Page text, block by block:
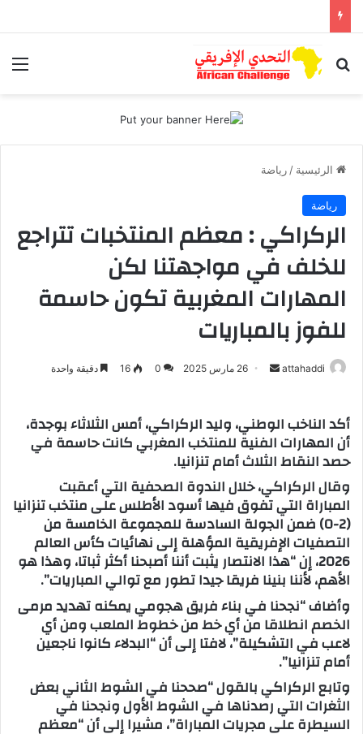
بحث عن
الرئيسية / رياضة
رياضة
الركراكي : معظم المنتخبات تتراجع
للخلف في مواجهتنا لكن
المهارات المغربية تكون حاسمة
للفوز بالمباريات
attahaddi
ل
ب
ر
د
ا
إ
ك
ر
و
ا
26 مارس 2025 0
16 دقيقة واحدة
أكد الناخب الوطني، وليد الركراكي، أمس الثلاثاء بوجدة،
أن المهارات الفنية للمنتخب المغربي كانت حاسمة في
حصد النقاط الثلاث أمام تنزانيا.
وقال الركراكي، خلال الندوة الصحفية التي أعقبت
المباراة التي تفوق فيها أسود الأطلس على منتخب تنزانيا
(2-0) ضمن الجولة السادسة للمجموعة الخامسة من
التصفيات الإفريقية المؤهلة إلى نهائيات كأس العالم
2026، إن “هذا الانتصار يثبت أننا أصبحنا أكثر ثباتا، وهذا هو
الأهم، لأننا بنينا فريقا جيدا تطور مع توالي المباريات”.
وأضاف “نجحنا في بناء فريق هجومي يمكنه تهديد مرمى
الخصم انطلاقا من أي خط من خطوط الملعب ومن أي
لاعب في التشكيلة”، لافتا إلى أن “البدلاء كانوا ناجعين
أمام تنزانيا”.
وتابع الركراكي بالقول “صححنا في الشوط الثاني بعض
الثغرات التي رصدناها في الشوط الأول ونجحنا في
السيطرة على مجريات المباراة”، مشيرا إلى أن “معظم